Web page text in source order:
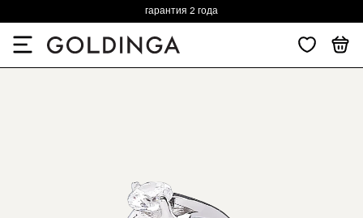
гарантия 2 года